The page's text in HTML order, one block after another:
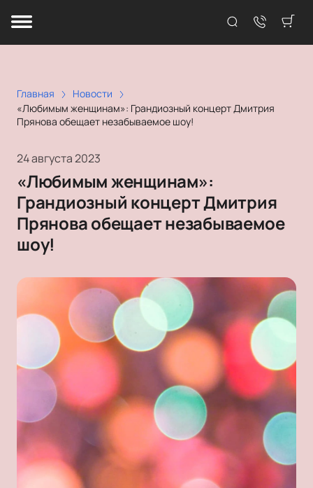
Главная
Новости
«Любимым женщинам»: Грандиозный концерт Дмитрия
Прянова обещает незабываемое шоу!
24 августа 2023
«Любимым женщинам»:
Грандиозный концерт Дмитрия
Прянова обещает незабываемое
шоу!